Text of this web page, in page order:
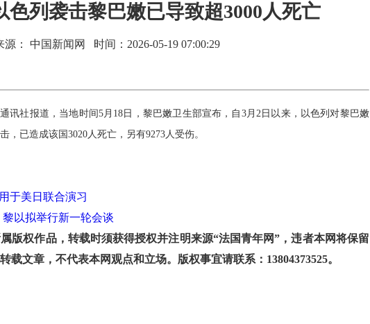
色列袭击黎巴嫩已导致超3000人死亡
源： 中国新闻网 时间：2026-05-19 07:00:29
讯社报道，当地时间5月18日，黎巴嫩卫生部宣布，自3月2日以来，以色列对黎巴嫩
已造成该国3020人死亡，另有9273人受伤。
于美日联合演习
以拟举行新一轮会谈
权作品，转载时须获得授权并注明来源“法国青年网”，违者本网将保留
载文章，不代表本网观点和立场。版权事宜请联系：13804373525。